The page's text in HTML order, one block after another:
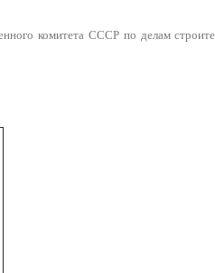
комитета СССР по делам